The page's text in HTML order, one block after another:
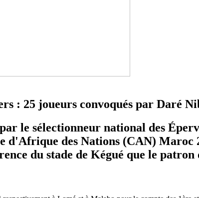
: 25 joueurs convoqués par Daré
le sélectionneur national des
d'Afrique des Nations (CAN)
du stade de Kégué que le